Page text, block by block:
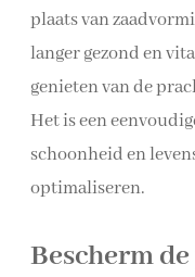
plaats van
langer gezond en
genieten van de
Het is een
schoonheid en
optimaliseren.
Bescherm